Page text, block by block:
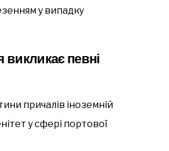
у випадку
викликає певні
причалів іноземній
у сфері портової